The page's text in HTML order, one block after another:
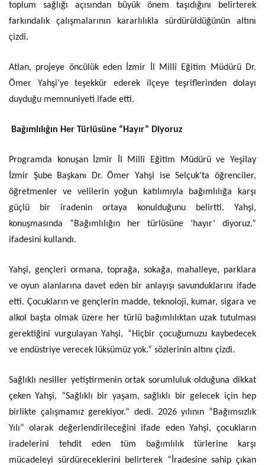
toplum sağlığı açısından büyük önem taşıdığını belirterek
farkındalık çalışmalarının kararlılıkla sürdürüldüğünün altını
çizdi.
Atlan, projeye öncülük eden İzmir İl Millî Eğitim Müdürü Dr.
Ömer Yahşi’ye teşekkür ederek ilçeye teşriflerinden dolayı
duyduğu memnuniyeti ifade etti.
Bağımlılığın Her Türlüsüne “Hayır” Diyoruz
Programda konuşan İzmir İl Millî Eğitim Müdürü ve Yeşilay
İzmir Şube Başkanı Dr. Ömer Yahşi ise Selçuk’ta öğrenciler,
öğretmenler ve velilerin yoğun katılımıyla bağımlılığa karşı
güçlü bir iradenin ortaya konulduğunu belirtti. Yahşi,
konuşmasında “Bağımlılığın her türlüsüne ‘hayır’ diyoruz.”
ifadesini kullandı.
Yahşi, gençleri ormana, toprağa, sokağa, mahalleye, parklara
ve oyun alanlarına davet eden bir anlayışı savunduklarını ifade
etti. Çocukların ve gençlerin madde, teknoloji, kumar, sigara ve
alkol başta olmak üzere her türlü bağımlılıktan uzak tutulması
gerektiğini vurgulayan Yahşi, “Hiçbir çocuğumuzu kaybedecek
ve endüstriye verecek lüksümüz yok.” sözlerinin altını çizdi.
Sağlıklı nesiller yetiştirmenin ortak sorumluluk olduğuna dikkat
çeken Yahşi, “Sağlıklı bir yaşam, sağlıklı bir gelecek için hep
birlikte çalışmamız gerekiyor.” dedi. 2026 yılının “Bağımsızlık
Yılı” olarak değerlendirileceğini ifade eden Yahşi, çocukların
iradelerini tehdit eden tüm bağımlılık türlerine karşı
mücadeleyi sürdüreceklerini belirterek “İradesine sahip çıkan